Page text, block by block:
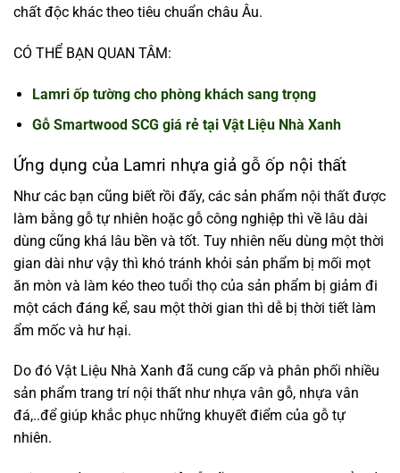
chất độc khác theo tiêu chuẩn châu Âu.
CÓ THỂ BẠN QUAN TÂM:
Lamri ốp tường cho phòng khách sang trọng
Gỗ Smartwood SCG giá rẻ tại Vật Liệu Nhà Xanh
Ứng dụng của Lamri nhựa giả gỗ ốp nội thất
Như các bạn cũng biết rồi đấy, các sản phẩm nội thất được
làm bằng gỗ tự nhiên hoặc gỗ công nghiệp thì về lâu dài
dùng cũng khá lâu bền và tốt. Tuy nhiên nếu dùng một thời
gian dài như vậy thì khó tránh khỏi sản phẩm bị mối mọt
ăn mòn và làm kéo theo tuổi thọ của sản phẩm bị giảm đi
một cách đáng kể, sau một thời gian thì dễ bị thời tiết làm
ẩm mốc và hư hại.
Do đó Vật Liệu Nhà Xanh đã cung cấp và phân phối nhiều
sản phẩm trang trí nội thất như nhựa vân gỗ, nhựa vân
đá,..để giúp khắc phục những khuyết điểm của gỗ tự
nhiên.